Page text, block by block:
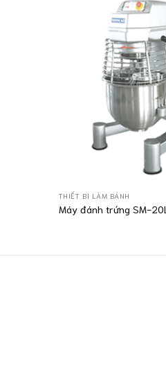
THIẾT BỊ LÀM BÁNH
Máy đánh trứng SM-20L